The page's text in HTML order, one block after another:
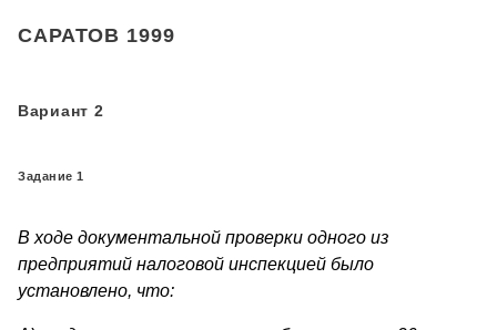
САРАТОВ 1999
Вариант 2
Задание 1
В ходе документальной проверки одного из
предприятий налоговой инспекцией было
установлено, что: